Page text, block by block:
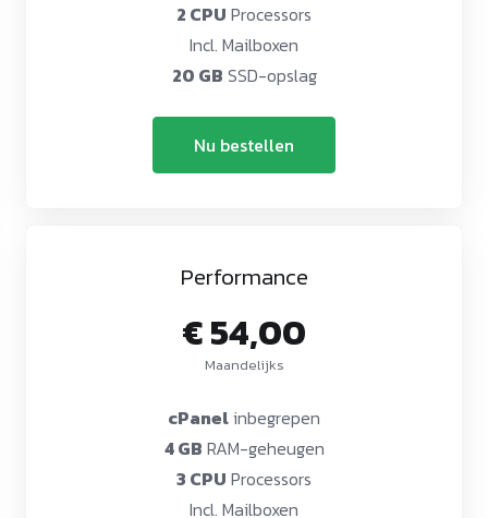
2 CPU Processors
Incl. Mailboxen
20 GB SSD-opslag
Nu bestellen
Performance
€ 54,00
Maandelijks
cPanelinbegrepen
4 GB RAM-geheugen
3 CPU Processors
Incl. Mailboxen